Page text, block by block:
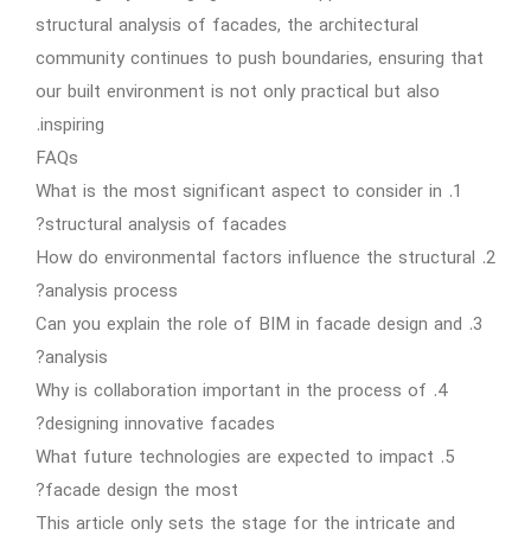
structural analysis of facades, the architectural
community continues to push boundaries, ensuring that
our built environment is not only practical but also
inspiring.
FAQs
1. What is the most significant aspect to consider in
structural analysis of facades?
2. How do environmental factors influence the structural
analysis process?
3. Can you explain the role of BIM in facade design and
analysis?
4. Why is collaboration important in the process of
designing innovative facades?
5. What future technologies are expected to impact
facade design the most?
This article only sets the stage for the intricate and